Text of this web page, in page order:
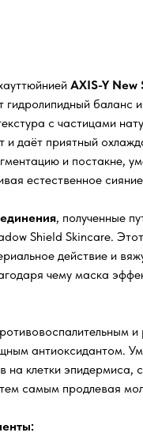
AXIS-Y New
гидролипидный баланс
с частицами
и даёт приятный
и постакне,
естественное
, полученные
Shield Skincare.
действие и
чему маска
антиоксидантом.
на клетки эпидермиса,
самым продлевая